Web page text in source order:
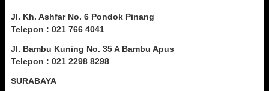
Jl. Kh. Ashfar No. 6 Pondok Pinang
Telepon : 021 766 4041
Jl. Bambu Kuning No. 35 A Bambu Apus
Telepon : 021 2298 8298
SURABAYA